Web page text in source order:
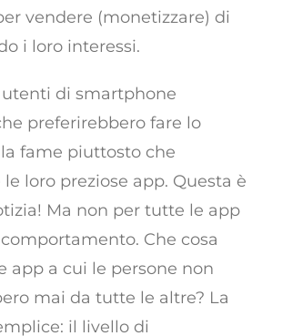
vendere (monetizzare) di
i loro interessi.
utenti di smartphone
preferirebbero fare lo
fame piuttosto che
loro preziose app. Questa è
Ma non per tutte le app
Che cosa
app a cui le persone non
mai da tutte le altre? La
il livello di